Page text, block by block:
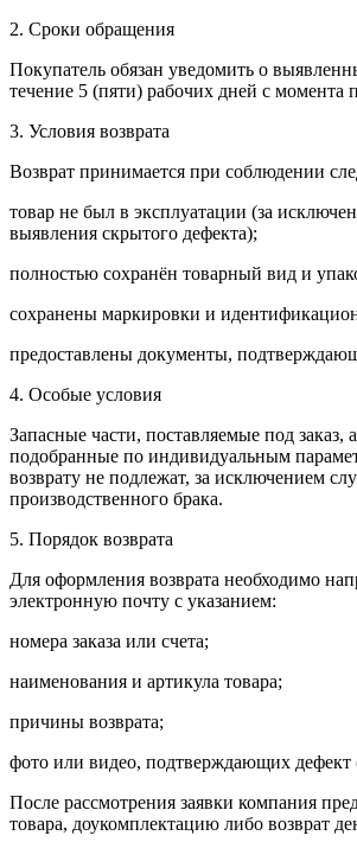
2. Сроки обращения
Покупатель обязан уведомить о
течение 5 (пяти) рабочих дней с момента
3. Условия возврата
Возврат принимается при соблюдении
товар не был в эксплуатации (за
выявления скрытого дефекта);
полностью сохранён товарный вид и
сохранены маркировки и
предоставлены документы,
4. Особые условия
Запасные части, поставляемые под заказ,
подобранные по индивидуальным
возврату не подлежат, за исключением
производственного брака.
5. Порядок возврата
Для оформления возврата необходимо
электронную почту с указанием:
номера заказа или счета;
наименования и артикула товара;
причины возврата;
фото или видео, подтверждающих
После рассмотрения заявки компания
товара, доукомплектацию либо возврат